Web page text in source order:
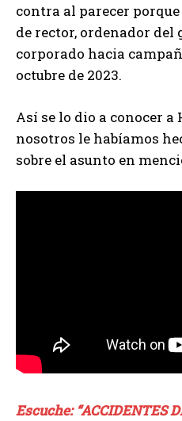
contra al parecer
de rector, ordenador del
corporado hacia
octubre de 2023.
Así se lo dio a conocer
nosotros le habíamos
sobre el asunto en
Escuche: “ACCIDENTES